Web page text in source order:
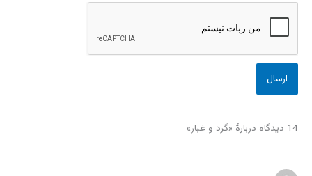
14 دیدگاه دربارهٔ «گرد و غبار»